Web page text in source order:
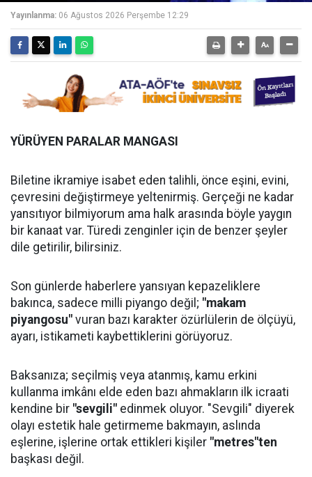
Yayınlanma: 06 Ağustos 2026 Perşembe 12:29
YÜRÜYEN PARALAR MANGASI
Biletine ikramiye isabet eden talihli, önce eşini, evini,
çevresini değiştirmeye yeltenirmiş. Gerçeği ne kadar
yansıtıyor bilmiyorum ama halk arasında böyle yaygın
bir kanaat var. Türedi zenginler için de benzer şeyler
dile getirilir, bilirsiniz.
Son günlerde haberlere yansıyan kepazeliklere
bakınca, sadece milli piyango değil; "makam
piyangosu" vuran bazı karakter özürlülerin de ölçüyü,
ayarı, istikameti kaybettiklerini görüyoruz.
Baksanıza; seçilmiş veya atanmış, kamu erkini
kullanma imkânı elde eden bazı ahmakların ilk icraati
kendine bir "sevgili" edinmek oluyor. "Sevgili" diyerek
olayı estetik hale getirmeme bakmayın, aslında
eşlerine, işlerine ortak ettikleri kişiler "metres"ten
başkası değil.